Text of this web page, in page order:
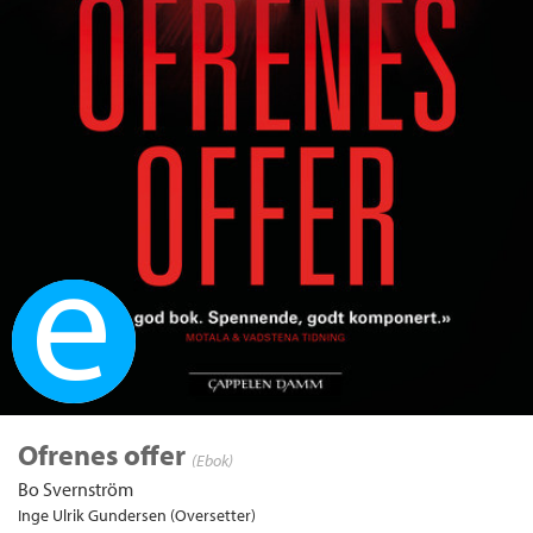
Ebok
Ofrenes offer (Ebok)
Bo Svernström
Inge Ulrik Gundersen (Oversetter)